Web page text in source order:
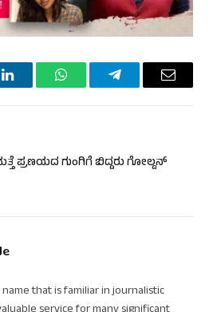
LinkedInWhatsAppTelegramEmail
ಪ್ರಣಯದ ಗುಂಗಿಗೆ ಬಿದ್ದರು ಗೋಲ್ಡನ್
that is familiar in journalistic